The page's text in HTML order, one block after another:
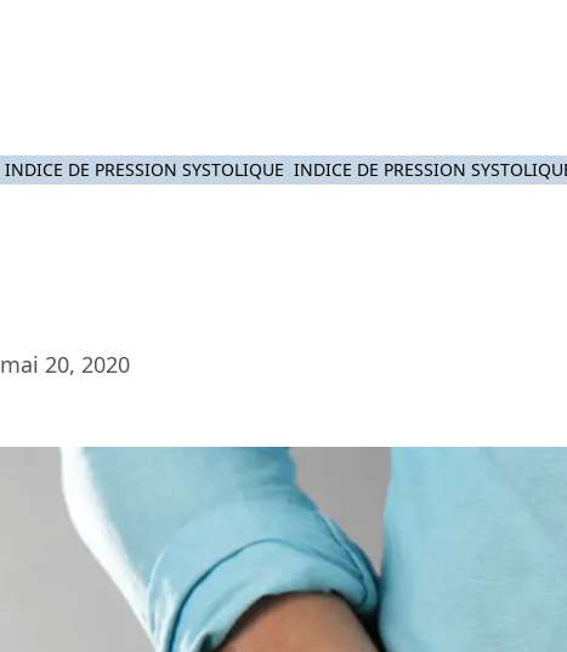
INDICE DE PRESSION SYSTOLIQUE INDICE DE PRESSION
mai 20, 2020